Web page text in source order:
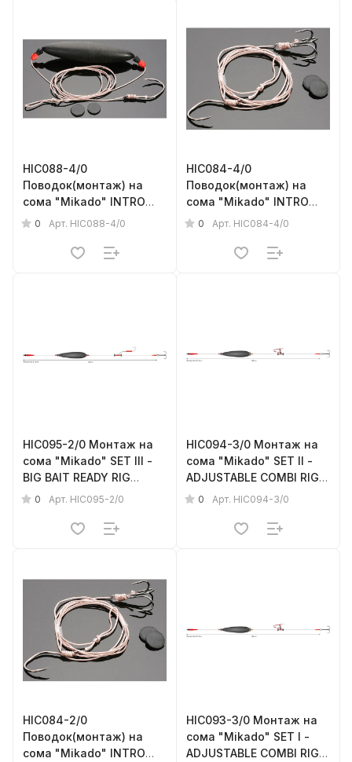
HIC088-4/0
Поводок(монтаж) на
сома "Mikado" INTRO
CAT - RIG WITH
№4/0, поплавок- 30г)
0 Арт. HIC088-4/0
HIC084-4/0
Поводок(монтаж) на
сома "Mikado" INTRO
CAT (125см, кр.№4/0,
0 Арт. HIC084-4/0
HIC095-2/0 Монтаж на
сома "Mikado" SET III -
BIG BAIT READY RIG
(200см, попл.10г,
№4/0) прочность - 100кг
0 Арт. HIC095-2/0
HIC094-3/0 Монтаж на
сома "Mikado" SET II -
ADJUSTABLE COMBI RIG
WITH RATTLE (200см,
прочность - 100кг23
0 Арт. HIC094-3/0
HIC084-2/0
Поводок(монтаж) на
сома "Mikado" INTRO
HIC093-3/0 Монтаж на
сома "Mikado" SET I -
ADJUSTABLE COMBI RIG